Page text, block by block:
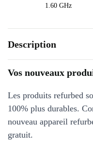
1.60 GHz
Description
Vos nouveaux
Les produits refurbed
100% plus durables.
nouveau appareil
gratuit.